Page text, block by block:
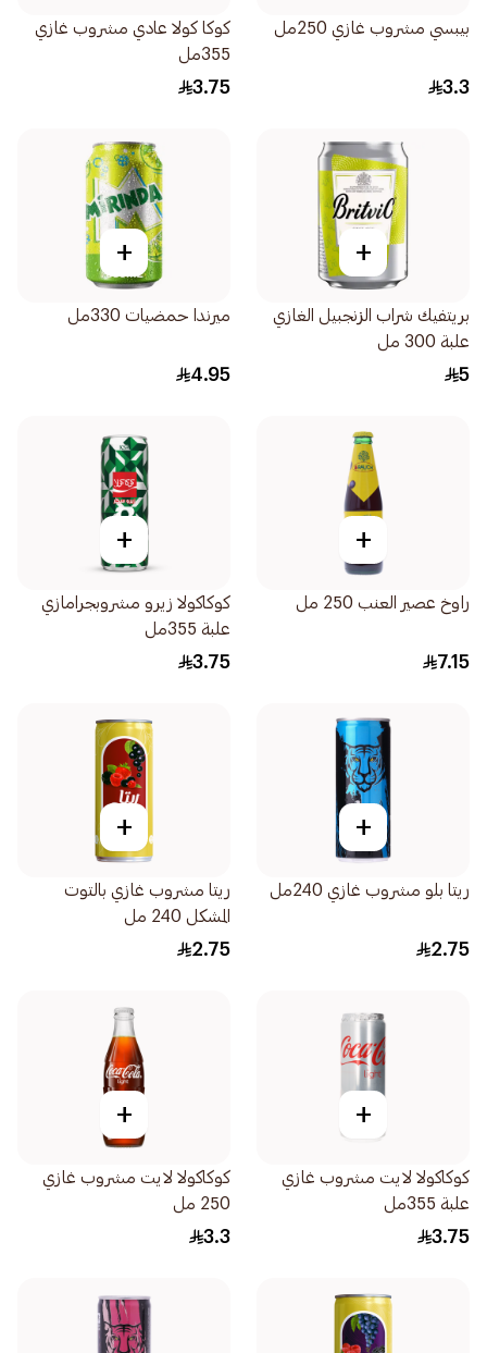
بيبسي مشروب غازي 250مل
3.3
كوكا كولا عادي مشروب غازي
355مل
3.75
+
بريتفيك شراب الزنجبيل الغازي
علبة 300 مل
5
+
ميرندا حمضيات 330مل
4.95
+
راوخ عصير العنب 250 مل
7.15
+
كوكاكولا زيرو مشروبجرامازي
علبة 355مل
3.75
+
ريتا بلو مشروب غازي 240مل
2.75
+
ريتا مشروب غازي بالتوت
المشكل 240 مل
2.75
+
كوكاكولا لايت مشروب غازي
علبة 355مل
3.75
+
كوكاكولا لايت مشروب غازي
250 مل
3.3